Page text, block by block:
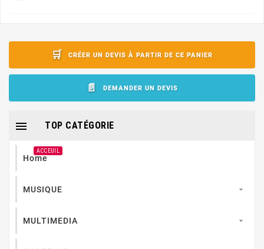
CRÉER UN DEVIS À PARTIR DE CE PANIER
DEMANDER UN DEVIS
TOP CATÉGORIE

Home
ACCEUIL
MUSIQUE 
MULTIMEDIA 